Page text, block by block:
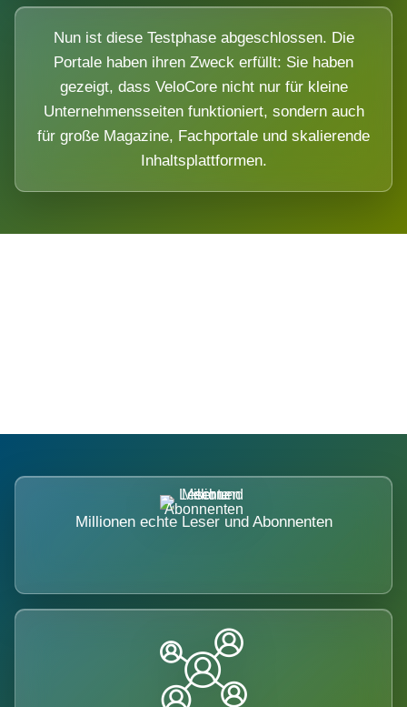
Nun ist diese Testphase abgeschlossen. Die
Portale haben ihren Zweck erfüllt: Sie haben
gezeigt, dass VeloCore nicht nur für kleine
Unternehmensseiten funktioniert, sondern auch
für große Magazine, Fachportale und skalierende
Inhaltsplattformen.
Millionen echte Leser und Abonnenten